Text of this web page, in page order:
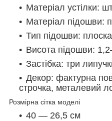
Матеріал устілки:
Матеріал підошви:
Тип підошви: плоска
Висота підошви:
Застібка: три
Декор: фактурна
строчка, металевий
Розмірна сітка моделі
40 — 26,5 см